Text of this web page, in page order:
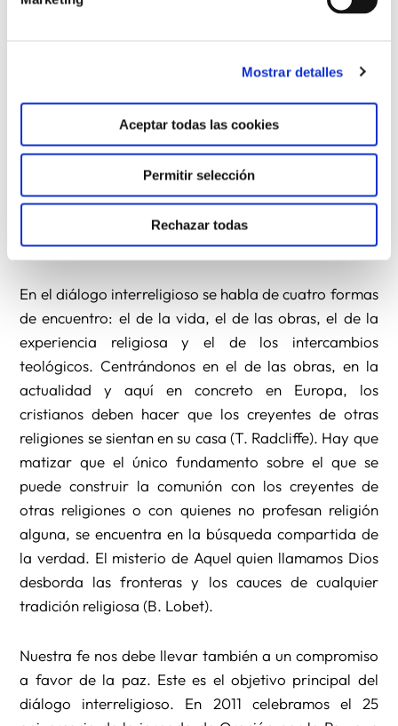
Mostrar detalles
Aceptar todas las cookies
Permitir selección
Rechazar todas
7.- Sólo el amor es digno de fe. El Papa Benedicto
XVI, en su Carta Apostólica Porta Fidei, afirma que el
año de la fe será también una oportunidad para
intensificar el testimonio de la caridad (1Cor 13,13).
Con Santiago se pregunta “¿De qué le sirve a uno,
hermanos míos, decir que tiene fe, si no tiene
obras?”.
En el diálogo interreligioso se habla de cuatro formas
de encuentro: el de la vida, el de las obras, el de la
experiencia religiosa y el de los intercambios
teológicos. Centrándonos en el de las obras, en la
actualidad y aquí en concreto en Europa, los
cristianos deben hacer que los creyentes de otras
religiones se sientan en su casa (T. Radcliffe). Hay que
matizar que el único fundamento sobre el que se
puede construir la comunión con los creyentes de
otras religiones o con quienes no profesan religión
alguna, se encuentra en la búsqueda compartida de
la verdad. El misterio de Aquel quien llamamos Dios
desborda las fronteras y los cauces de cualquier
tradición religiosa (B. Lobet).
Nuestra fe nos debe llevar también a un compromiso
a favor de la paz. Este es el objetivo principal del
diálogo interreligioso. En 2011 celebramos el 25